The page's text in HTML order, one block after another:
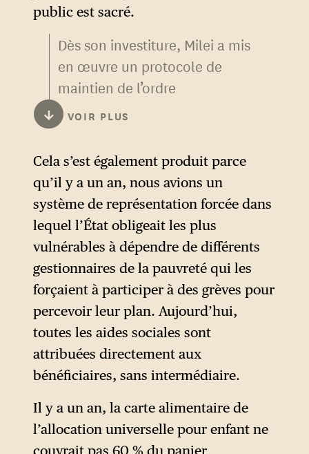
public est sacré.
Dès son investiture, Milei a mis
en œuvre un protocole de
maintien de l’ordre
extrêmement restrictif. Les
manifestations sur la voie
publique obstruant la
circulation sont, en principe,
interdites ; les coûts associés
au maintien de l’ordre lors
d’une manifestation sont
également censés pouvoir
être facturés à ses
organisateurs. Ces mesures,
difficiles à mettre en œuvre,
n’ont en réalité été appliquées
qu’à la marge par les forces de
l’ordre. Il en va de même du
projet de loi qui prévoyait,
pour tout rassemblement de
↓ VOIR PLUS
Cela s’est également produit parce
qu’il y a un an, nous avions un
système de représentation forcée dans
lequel l’État obligeait les plus
vulnérables à dépendre de différents
gestionnaires de la pauvreté qui les
forçaient à participer à des grèves pour
percevoir leur plan. Aujourd’hui,
toutes les aides sociales sont
attribuées directement aux
bénéficiaires, sans intermédiaire.
Il y a un an, la carte alimentaire de
l’allocation universelle pour enfant ne
couvrait pas 60 % du panier